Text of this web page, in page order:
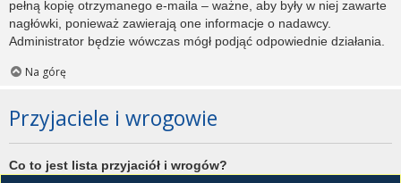
pełną kopię otrzymanego e-maila – ważne, aby były w niej zawarte
nagłówki, ponieważ zawierają one informacje o nadawcy.
Administrator będzie wówczas mógł podjąć odpowiednie działania.
Na górę
Przyjaciele i wrogowie
Co to jest lista przyjaciół i wrogów?